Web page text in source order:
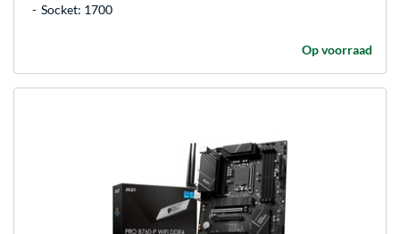
Socket: 1700
Op voorraad